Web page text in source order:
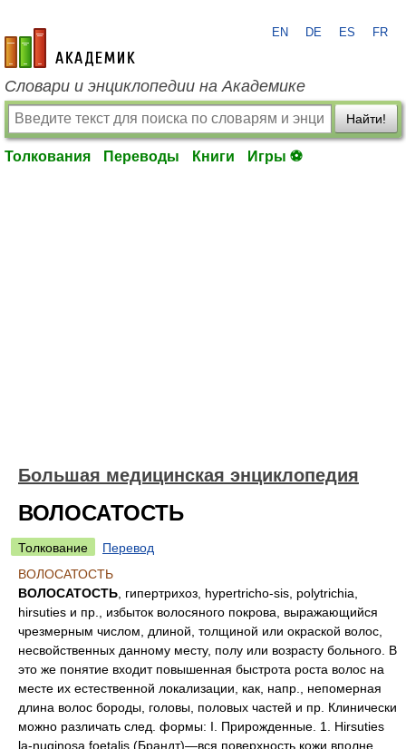
academic.ru
EN DE ES FR
Словари и энциклопедии на Академике
Найти!
Толкования Переводы Книги Игры ⚽
Большая медицинская энциклопедия
ВОЛОСАТОСТЬ
Толкование
Перевод
ВОЛОСАТОСТЬ
ВОЛОСАТОСТЬ , гипертрихоз, hypertricho-sis, polytrichia,
hirsuties и пр., избыток волосяного покрова, выражающийся
чрезмерным числом, длиной, толщиной или окраской волос,
несвойственных данному месту, полу или возрасту больного. В
это же понятие входит повышенная быстрота роста волос на
месте их естественной локализации, как, напр., непомерная
длина волос бороды, головы, половых частей и пр. Клинически
можно различать след. формы: I. Прирожденные. 1. Hirsuties
la-nuginosa foetalis (Брандт)—вся поверхность кожи вполне